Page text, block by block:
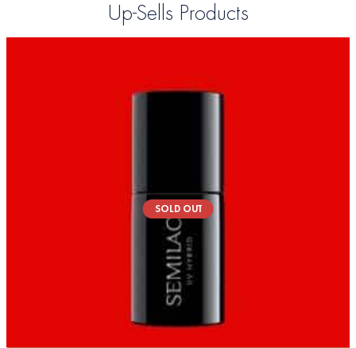
Up-Sells Products
SOLD OUT